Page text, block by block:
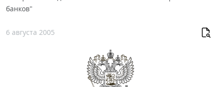
банков"
6 августа 2005